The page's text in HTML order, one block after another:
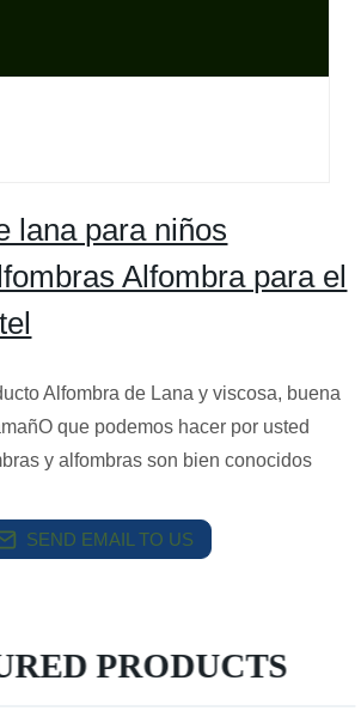
lana para niños
Alfombra para el
Alfombra de Lana y viscosa, buena
que podemos hacer por usted
y alfombras son bien conocidos
SEND EMAIL TO US
PRODUCTS